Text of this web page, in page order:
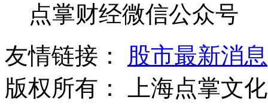
点掌财经微信公众号
友情链接：
股市最新消息
版权所有：
上海点掌文